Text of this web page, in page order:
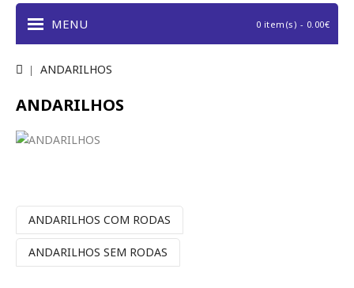
0 item(s) - 0.00€
MENU
ANDARILHOS
ANDARILHOS
ANDARILHOS COM RODAS
ANDARILHOS SEM RODAS